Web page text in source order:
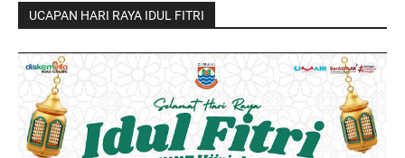
UCAPAN HARI RAYA IDUL FITRI